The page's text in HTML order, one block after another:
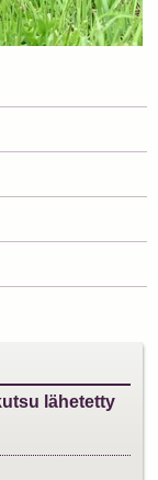
lähetetty